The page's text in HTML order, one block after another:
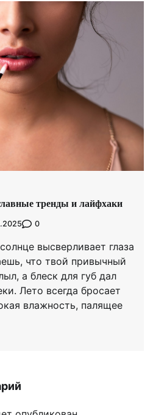
тренды и лайфхаки
0
высверливает глаза
что твой привычный
а блеск для губ дал
Лето всегда бросает
влажность, палящее